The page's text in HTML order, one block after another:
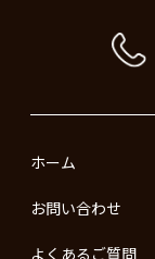
ホーム
お問い合わせ
よくあるご質問